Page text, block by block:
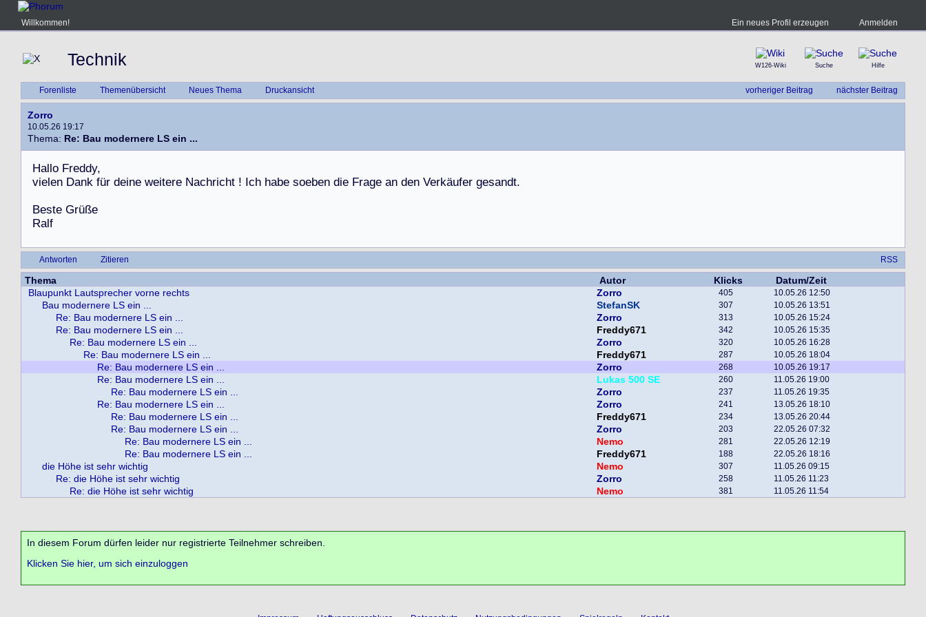
Willkommen! Ein neues Profil erzeugen Anmelden
Technik W126-Wiki Suche Hilfe
vorheriger Beitrag nächster Beitrag
Forenliste Themenübersicht Neues Thema Druckansicht
Zorro
10.05.26 19:17
Thema: Re: Bau modernere LS ein ...
Hallo Freddy,
vielen Dank für deine weitere Nachricht ! Ich habe soeben die Frage an den Verkäufer gesandt.
Beste Grüße
Ralf
Antworten Zitieren RSS
Thema Autor Klicks
Datum/Zeit
Blaupunkt Lautsprecher vorne rechts
Zorro 405 10.05.26 12:50
Bau modernere LS ein ... StefanSK 307 10.05.26 13:51
Re: Bau modernere LS ein ... Zorro 313 10.05.26 15:24
Re: Bau modernere LS ein ... Freddy671 342 10.05.26 15:35
Re: Bau modernere LS ein ... Zorro 320 10.05.26 16:28
Re: Bau modernere LS ein ... Freddy671 287 10.05.26 18:04
Re: Bau modernere LS ein ... Zorro 268 10.05.26 19:17
Re: Bau modernere LS ein ... Lukas 500 SE 260 11.05.26 19:00
Re: Bau modernere LS ein ... Zorro 237 11.05.26 19:35
Re: Bau modernere LS ein ... Zorro 241 13.05.26 18:10
Re: Bau modernere LS ein ... Freddy671 234 13.05.26 20:44
Re: Bau modernere LS ein ... Zorro 203 22.05.26 07:32
Re: Bau modernere LS ein ... Nemo 281 22.05.26 12:19
Re: Bau modernere LS ein ... Freddy671 188 22.05.26 18:16
die Höhe ist sehr wichtig Nemo 307 11.05.26 09:15
Re: die Höhe ist sehr wichtig Zorro 258 11.05.26 11:23
Re: die Höhe ist sehr wichtig Nemo 381 11.05.26 11:54
In diesem Forum dürfen leider nur registrierte Teilnehmer schreiben.
Klicken Sie hier, um sich einzuloggen